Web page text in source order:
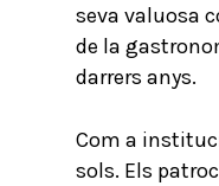
seva valuosa
de la
darrers anys.
Com a
sols. Els